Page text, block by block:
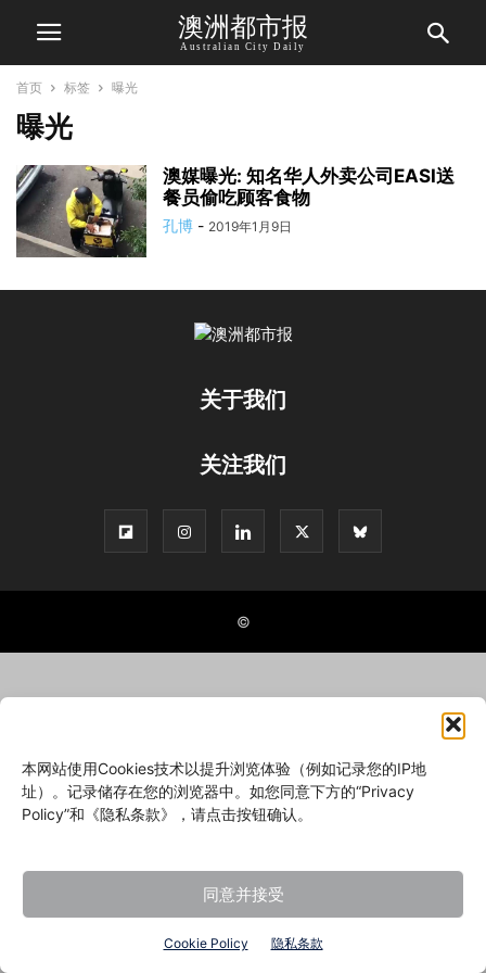
本网站使用Cookies技术以提升浏览体验（例如记录您的IP地
址）。记录储存在您的浏览器中。如您同意下方的“Privacy
Policy”和《隐私条款》，请点击按钮确认。
同意并接受
Cookie Policy 隐私条款
澳洲都市报
Australian City Daily
首页 标签 曝光
曝光
澳媒曝光: 知名华人外卖公司EASI送
餐员偷吃顾客食物
孔博 - 2019年1月9日
关于我们
关注我们
©